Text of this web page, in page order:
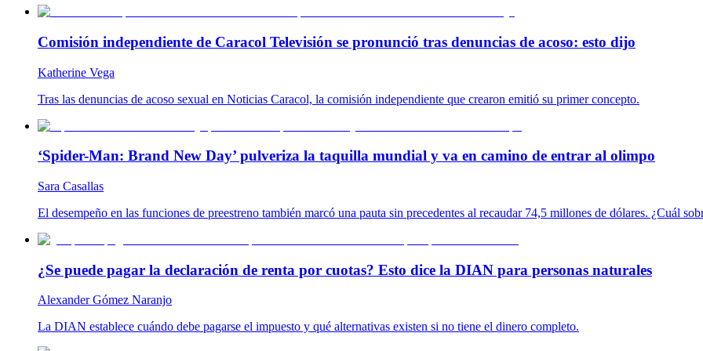
Comisión independiente de Caracol Televisión se pronunció tras denuncias de acoso: esto dijo
Katherine Vega
Tras las denuncias de acoso sexual en Noticias Caracol, la comisión independiente que crearon emitió su primer concepto.
‘Spider-Man: Brand New Day’ pulveriza la taquilla mundial y va en camino de entrar al olimpo
Sara Casallas
El desempeño en las funciones de preestreno también marcó una pauta sin precedentes al recaudar 74,5 millones de dólares. ¿Cuál
¿Se puede pagar la declaración de renta por cuotas? Esto dice la DIAN para personas naturales
Alexander Gómez Naranjo
La DIAN establece cuándo debe pagarse el impuesto y qué alternativas existen si no tiene el dinero completo.